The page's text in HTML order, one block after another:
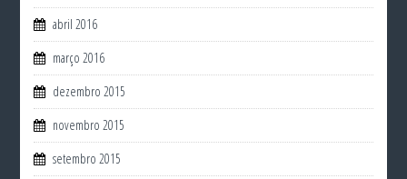
abril 2016
março 2016
dezembro 2015
novembro 2015
setembro 2015